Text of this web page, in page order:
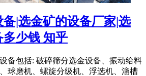
|选金矿的设备厂家|选
少钱 知乎
备包括: 破碎筛分选金设备、振动给料
球磨机、螺旋分级机、浮选机、溜槽